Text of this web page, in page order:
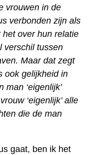
vrouwen in de
verbonden zijn als
over hun relatie
verschil tussen
Maar dat zegt
ook gelijkheid in
‘eigenlijk’
‘eigenlijk’ alle
die de man
gaat, ben ik het